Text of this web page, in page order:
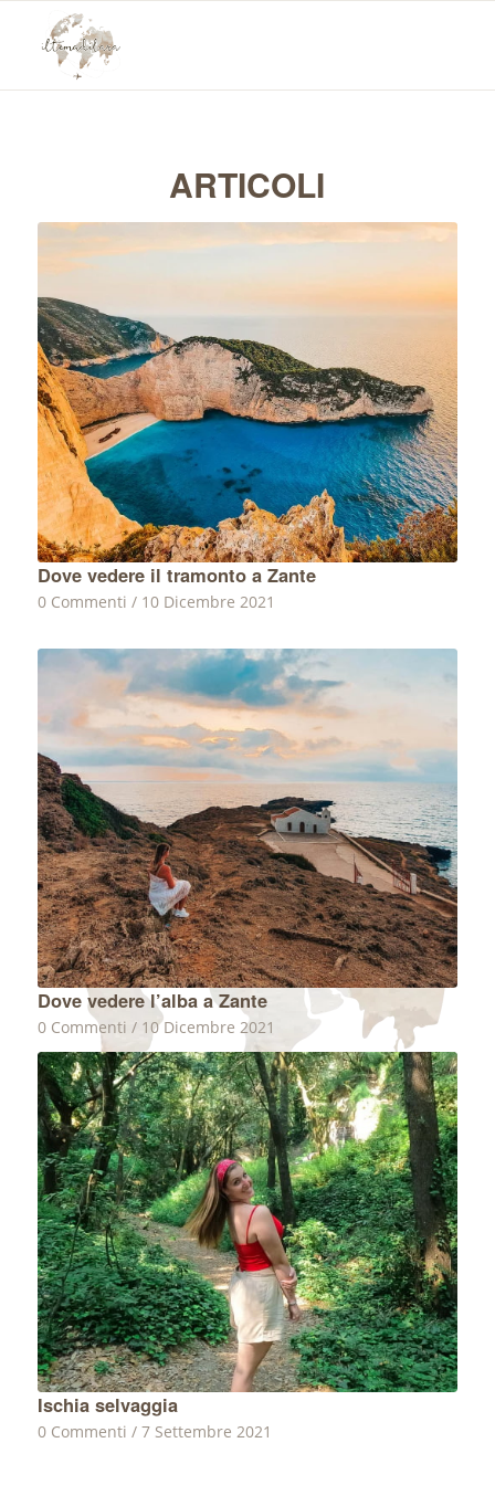
ARTICOLI
Dove vedere il tramonto a Zante
0 Commenti / 10 Dicembre 2021
Dove vedere l’alba a Zante
0 Commenti / 10 Dicembre 2021
Ischia selvaggia
0 Commenti / 7 Settembre 2021